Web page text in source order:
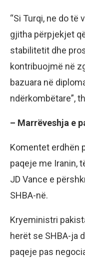
“Si Turqi, ne do
gjitha përpjekjet
stabilitetit dhe
kontribuojmë në
bazuara në
ndërkombëtare”,
– Marrëveshja e
Komentet erdhën
paqeje me Iranin,
JD Vance e
SHBA-në.
Kryeministri
herët se SHBA-ja
paqeje pas